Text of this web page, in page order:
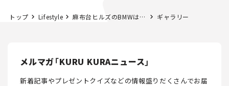
トップ Lifestyle 麻布台ヒルズのBMWは、クルマと食が楽しめる“ちょっと大人な”オシャレスポット【港区エリア｜FREUDE by BMW編】──連載｜CCGとクルマでどうする？＜第8回＞ ギャラリー
メルマガ「KURU KURAニュース」
新着記事やプレゼントクイズなどの情報盛りだくさんでお届